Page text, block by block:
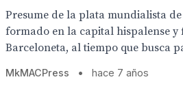
Presume de la plata mundialista
formado en la capital hispalense
Barceloneta, al tiempo que busca
MkMACPress • hace 7 años